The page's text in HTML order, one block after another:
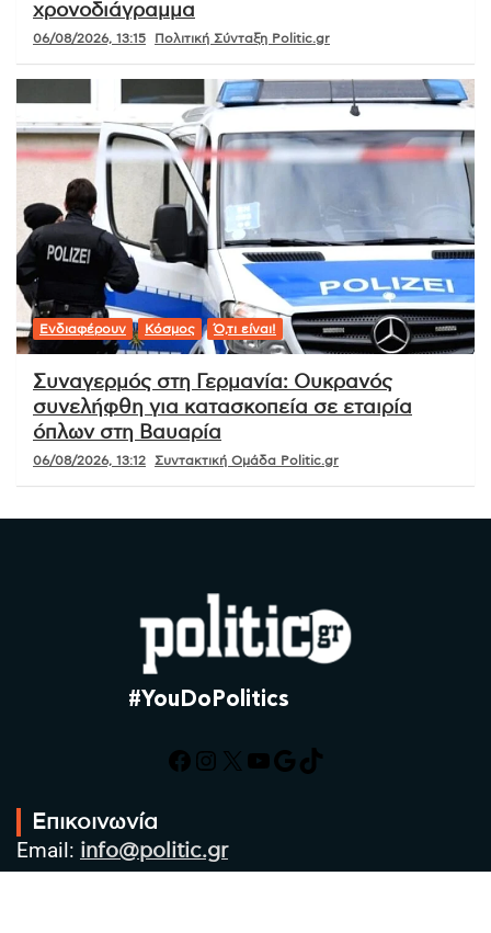
χρονοδιάγραμμα
06/08/2026, 13:15 Πολιτική Σύνταξη Politic.gr
Ενδιαφέρουν Κόσμος Ό,τι είναι!
Συναγερμός στη Γερμανία: Ουκρανός
συνελήφθη για κατασκοπεία σε εταιρία
όπλων στη Βαυαρία
06/08/2026, 13:12 Συντακτική Ομάδα Politic.gr
#YouDoPolitics
Facebook
Instagram
X YouTube
Google
TikTok
Επικοινωνία
Email: info@politic.gr
Τηλ: